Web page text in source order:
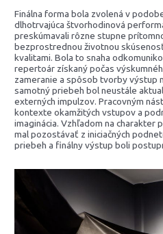
Finálna forma bola zvolená v
dlhotrvajúca štvorhodinová
preskúmavali rôzne stupne
bezprostrednou životnou
kvalitami. Bola to snaha
repertoár získaný počas
zameranie a spôsob tvorby výstup
samotný priebeh bol neustále
externých impulzov. Pracovným
kontexte okamžitých vstupov a
imaginácia. Vzhľadom na charakter
mal pozostávať z iniciačných
priebeh a finálny výstup boli